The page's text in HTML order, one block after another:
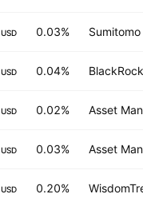
USD 0.03%
USD 0.04%
USD 0.02% Asset
USD 0.03% Asset
USD 0.20%